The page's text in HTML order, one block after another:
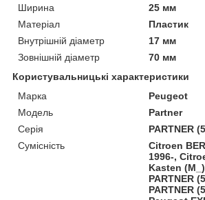
Ширина
25 мм
Матеріал
Пластик
Внутрішній діаметр
17 мм
Зовнішній діаметр
70 мм
Користувальницькі характеристики
Марка
Peugeot
Модель
Partner
Серія
PARTNER
Сумісність
Citroen
1996-,
Kasten
PARTNER
PARTNER